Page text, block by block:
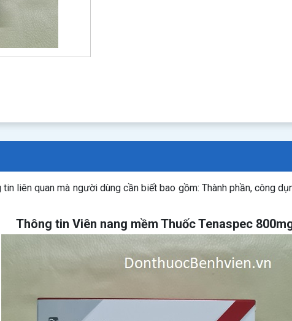
liên quan mà người dùng cần biết bao gồm: Thành phần, công
Thông tin Viên nang mềm Thuốc Tenaspec